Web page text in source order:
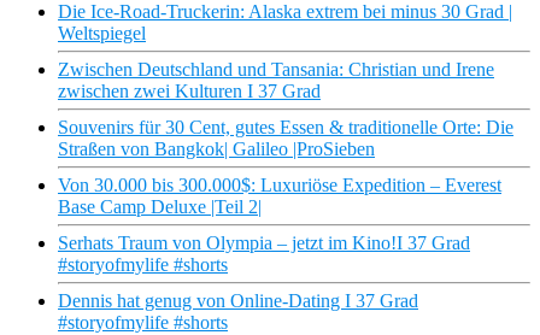
Die Ice-Road-Truckerin: Alaska extrem bei minus 30 Grad |
Weltspiegel
Zwischen Deutschland und Tansania: Christian und Irene
zwischen zwei Kulturen I 37 Grad
Souvenirs für 30 Cent, gutes Essen & traditionelle Orte: Die
Straßen von Bangkok| Galileo |ProSieben
Von 30.000 bis 300.000$: Luxuriöse Expedition – Everest
Base Camp Deluxe |Teil 2|
Serhats Traum von Olympia – jetzt im Kino!I 37 Grad
#storyofmylife #shorts
Dennis hat genug von Online-Dating I 37 Grad
#storyofmylife #shorts